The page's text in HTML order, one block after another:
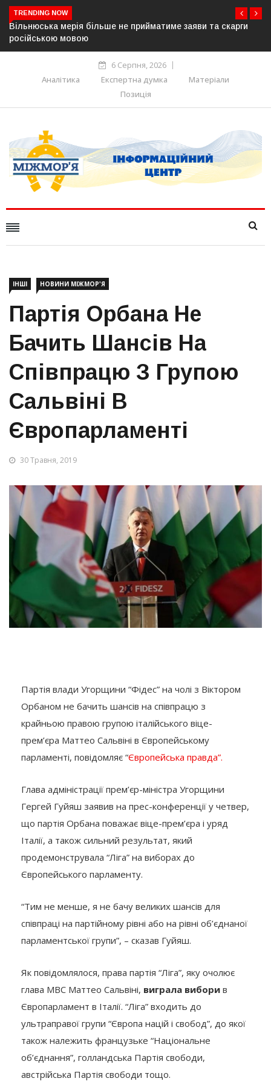
TRENDING NOW
скарги
В Угорщині можуть обрати нового президента вже 11
серпня — фракція «Тиси»
6 Серпня, 2026
Аналітика
Експертна думка
Матеріали
Позиція
ІНШІ НОВИНИ МІЖМОР'Я
Партія Орбана Не
Бачить Шансів На
Співпрацю З Групою
Сальвіні В
Європарламенті
30 Травня, 2019
Партія влади Угорщини “Фідес” на чолі з Віктором
Орбаном не бачить шансів на співпрацю з
крайньою правою групою італійського віце-
прем’єра Маттео Сальвіні в Європейському
парламенті, повідомляє “Європейська правда”.
Глава адміністрації прем’єр-міністра Угорщини
Гергей Гуйяш заявив на прес-конференції у четвер,
що партія Орбана поважає віце-прем’єра і уряд
Італії, а також сильний результат, який
продемонструвала “Ліга” на виборах до
Європейського парламенту.
“Тим не менше, я не бачу великих шансів для
співпраці на партійному рівні або на рівні об’єднаної
парламентської групи”, – сказав Гуйяш.
Як повідомлялося, права партія “Ліга”, яку очолює
глава МВС Маттео Сальвіні, виграла вибори в
Європарламент в Італії. “Ліга” входить до
ультраправої групи “Європа націй і свобод”, до якої
також належить французьке “Національне
об’єднання”, голландська Партія свободи,
австрійська Партія свободи тощо.